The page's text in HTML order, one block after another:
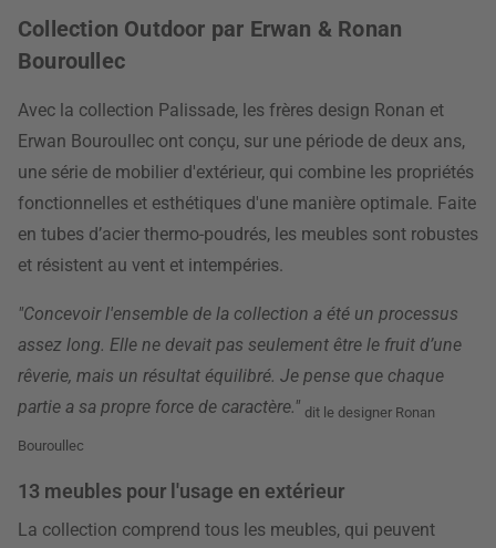
Collection Outdoor par Erwan & Ronan
Bouroullec
Avec la collection Palissade, les frères design Ronan et
Erwan Bouroullec ont conçu, sur une période de deux ans,
une série de mobilier d'extérieur, qui combine les propriétés
fonctionnelles et esthétiques d'une manière optimale. Faite
en tubes d’acier thermo-poudrés, les meubles sont robustes
et résistent au vent et intempéries.
"Concevoir l'ensemble de la collection a été un processus
assez long. Elle ne devait pas seulement être le fruit d’une
rêverie, mais un résultat équilibré. Je pense que chaque
partie a sa propre force de caractère." dit le designer Ronan
Bouroullec
13 meubles pour l'usage en extérieur
La collection comprend tous les meubles, qui peuvent